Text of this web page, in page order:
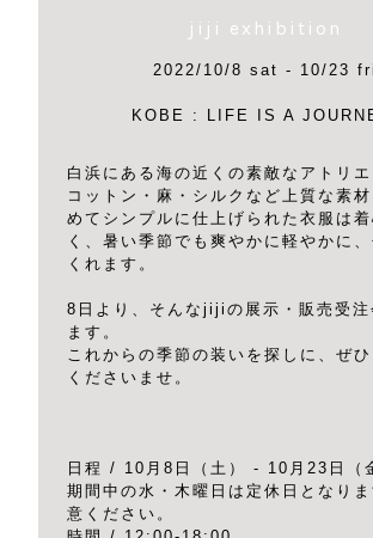
jiji exhibition
2022/10/8 sat - 10/23 fri
KOBE : LIFE IS A
白浜にある海の近くの素敵なアトリ
コットン・麻・シルクなど上質な素
めてシンプルに仕上げられた衣服は着
く、暑い季節でも爽やかに軽やかに
くれます。
8日より、そんなjijiの展示・販売受注
ます。
これからの季節の装いを探しに、ぜひ
くださいませ。
日程 / 10月8日（土） - 10月23日（
期間中の水・木曜日は定休日となり
意ください。